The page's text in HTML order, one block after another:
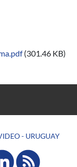
(301.46 KB)
- URUGUAY